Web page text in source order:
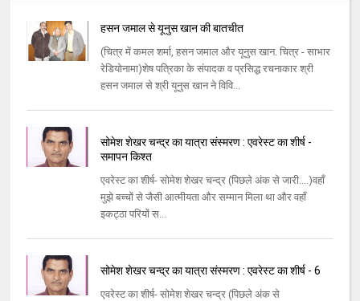
हसन जमाल से यूनुस खान की बातचीत
(चित्र में कमल शर्मा, हसन जमाल और यूनुस खान. चित्र - साभार
रेडियोनामा)शेष पत्रिका के संपादक व प्रसिद्ध रचनाकार श्री
हसन जमाल से श्री यूनुस खान ने विवि...
सोमेश शेखर चन्द्र का यात्रा संस्मरण : एवरेस्ट का शीर्ष -
समापन किश्त
एवरेस्ट का शीर्ष- सोमेश शेखर चन्द्र (पिछले अंक से जारी....)वहाँ
मुझे बच्चों से जैसी आत्मीयता और सम्मान मिला था और वहाँ
इकट्ठा परियों स...
सोमेश शेखर चन्द्र का यात्रा संस्मरण : एवरेस्ट का शीर्ष - 6
एवरेस्ट का शीर्ष- सोमेश शेखर चन्द्र (पिछले अंक से